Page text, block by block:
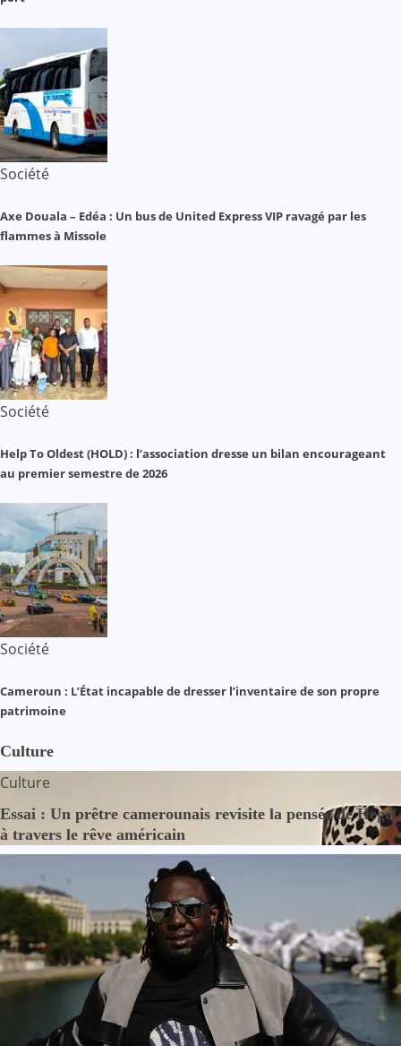
Société
Axe Douala – Edéa : Un bus de United Express VIP ravagé par les
flammes à Missole
Société
Help To Oldest (HOLD) : l’association dresse un bilan encourageant
au premier semestre de 2026
Société
Cameroun : L’État incapable de dresser l’inventaire de son propre
patrimoine
Culture
Culture
Essai : Un prêtre camerounais revisite la pensée de Hegel
à travers le rêve américain